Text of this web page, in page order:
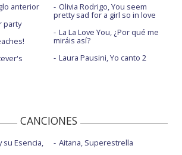
anterior
party
Olivia Rodrigo, You seem
pretty sad for a girl so in love
La La Love You, ¿Por qué me
miráis así?
Laura Pausini, Yo canto 2
CANCIONES
su Esencia, Aitana, Superestrella